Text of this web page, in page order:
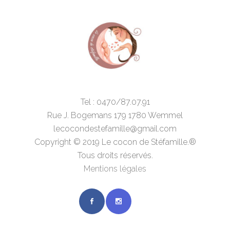
Tel : 0470/87.07.91
Rue J. Bogemans 179 1780 Wemmel
lecocondestefamille@gmail.com
Copyright © 2019 Le cocon de Stéfamille.®
Tous droits réservés.
Mentions légales